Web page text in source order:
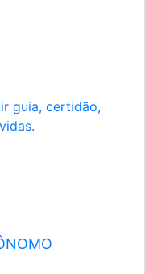
guia, certidão,